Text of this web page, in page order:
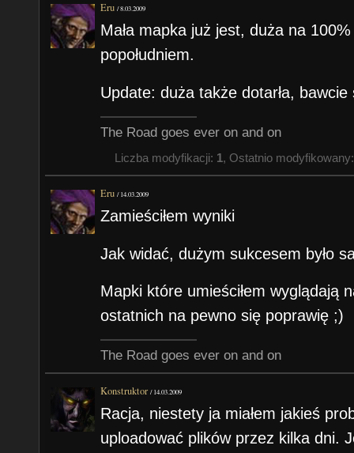
Eru /8.03.2009
Mała mapka już jest, duża na
popołudniem.
Update: duża także dotarła,
The Road goes ever on and on
Liczba modyfikacji: 1, Ostatnio
Eru /14.03.2009
Zamieściłem wyniki
Jak widać, dużym sukcesem było
Mapki które umieściłem wyglądają
ostatnich na pewno się poprawię ;)
The Road goes ever on and on
Konstruktor /14.03.2009
Racja, niestety ja miałem jakieś
uploadować plików przez kilka dni.